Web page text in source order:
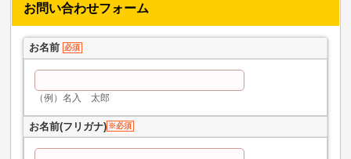
お問い合わせフォーム
お名前 必須
（例）名入 太郎
お名前(フリガナ) ※必須